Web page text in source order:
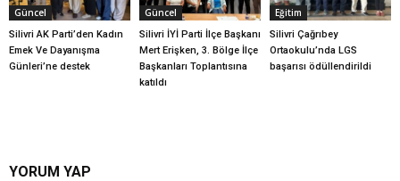
Güncel
Silivri AK Parti’den Kadın
Emek Ve Dayanışma
Günleri’ne destek
Güncel
Silivri İYİ Parti İlçe Başkanı
Mert Erişken, 3. Bölge İlçe
Başkanları Toplantısına
katıldı
Eğitim
Silivri Çağrıbey
Ortaokulu’nda LGS
başarısı ödüllendirildi
YORUM YAP